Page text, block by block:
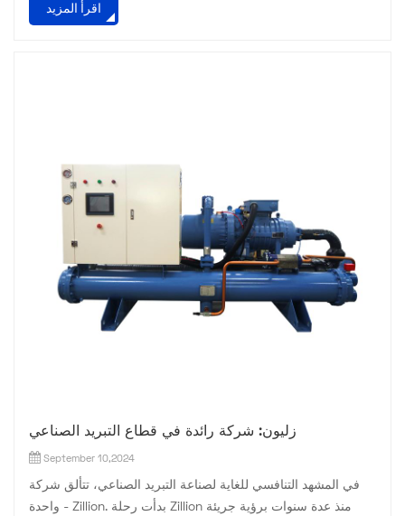
اقرأ المزيد
زليون: شركة رائدة في قطاع التبريد الصناعي
September 10,2024
في المشهد التنافسي للغاية لصناعة التبريد الصناعي، تتألق شركة
واحدة - Zillion. بدأت رحلة Zillion منذ عدة سنوات برؤية جريئة